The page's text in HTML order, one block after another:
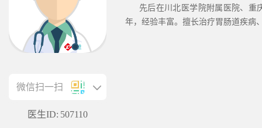
微信扫一扫
医生ID: 507110
先后在川北医学院附属医院、重
年，经验丰富。擅长治疗胃肠道疾病